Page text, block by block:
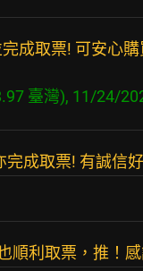
成取票! 可安心
完成取票! 有誠信
順利取票，推！感